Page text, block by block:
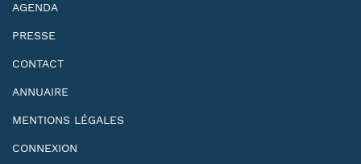
AGENDA
PRESSE
CONTACT
ANNUAIRE
MENTIONS LÉGALES
CONNEXION